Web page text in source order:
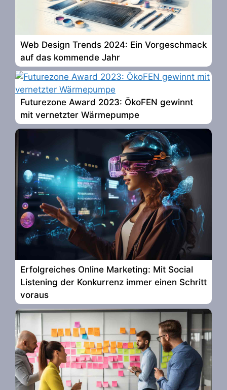
Web Design Trends 2024: Ein Vorgeschmack
auf das kommende Jahr
Futurezone Award 2023: ÖkoFEN gewinnt
mit vernetzter Wärmepumpe
Erfolgreiches Online Marketing: Mit Social
Listening der Konkurrenz immer einen Schritt
voraus